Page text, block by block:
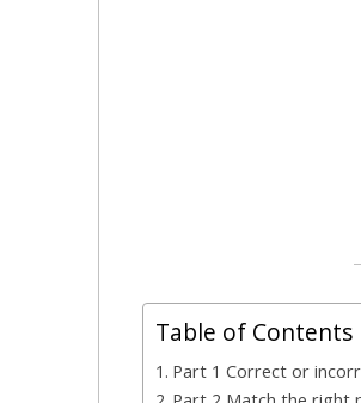
Table of Contents
Part 1 Correct or